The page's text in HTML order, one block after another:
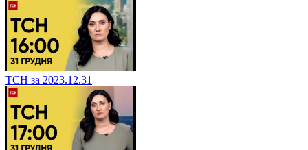
ТСН за 2023.12.31